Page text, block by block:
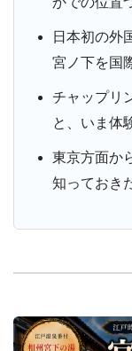
日本初の外
宮ノ下を国
チャップリ
と、いま体
東京方面か
知っておき